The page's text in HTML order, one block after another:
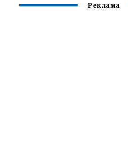
Реклама